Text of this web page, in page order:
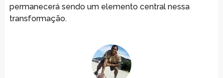
permanecerá sendo um elemento central nessa
transformação.